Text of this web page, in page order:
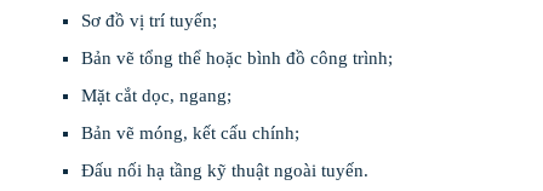
Sơ đồ vị trí tuyến;
Bản vẽ tổng thể hoặc bình đồ công trình;
Mặt cắt dọc, ngang;
Bản vẽ móng, kết cấu chính;
Đấu nối hạ tầng kỹ thuật ngoài tuyến.